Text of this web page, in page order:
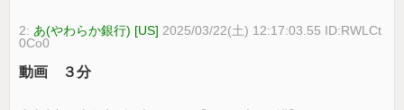
2: あ(やわらか銀行) [US] 2025/03/22(土) 12:17:03.55 ID:RWLCt
0Co0
動画 ３分